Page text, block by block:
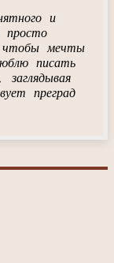
и
просто
чтобы мечты
писать
преград